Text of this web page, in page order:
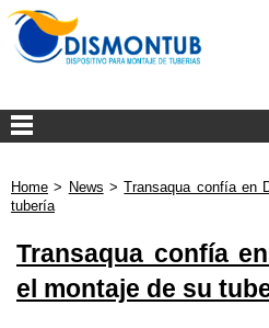
Home > News >Transaqua confía en
tubería
Transaqua confía
el montaje de su